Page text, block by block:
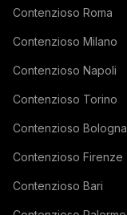
Contenzioso Roma
Contenzioso Milano
Contenzioso Napoli
Contenzioso Torino
Contenzioso Bologna
Contenzioso Firenze
Contenzioso Bari